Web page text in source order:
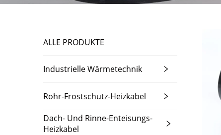
ALLE PRODUKTE
Industrielle Wärmetechnik
Rohr-Frostschutz-Heizkabel
Dach- Und Rinne-Enteisungs-
Heizkabel